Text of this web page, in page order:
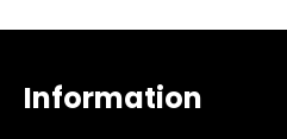
Information